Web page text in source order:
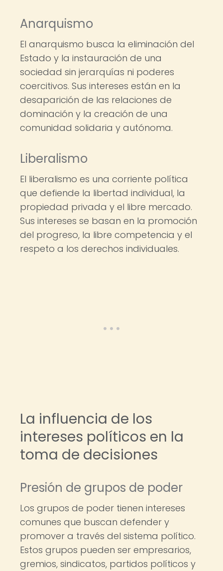
Anarquismo
El anarquismo busca la eliminación del
Estado y la instauración de una
sociedad sin jerarquías ni poderes
coercitivos. Sus intereses están en la
desaparición de las relaciones de
dominación y la creación de una
comunidad solidaria y autónoma.
Liberalismo
El liberalismo es una corriente política
que defiende la libertad individual, la
propiedad privada y el libre mercado.
Sus intereses se basan en la promoción
del progreso, la libre competencia y el
respeto a los derechos individuales.
La influencia de los
intereses políticos en la
toma de decisiones
Presión de grupos de poder
Los grupos de poder tienen intereses
comunes que buscan defender y
promover a través del sistema político.
Estos grupos pueden ser empresarios,
gremios, sindicatos, partidos políticos y